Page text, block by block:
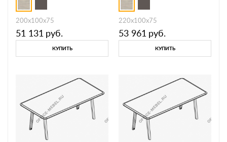
200x100x75
51 131 руб.
КУПИТЬ
220x100x75
53 961 руб.
КУПИТЬ